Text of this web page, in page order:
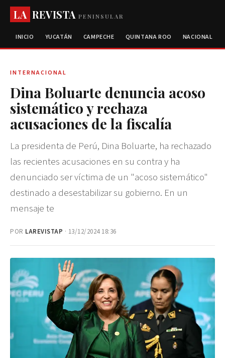
LA REVISTAPENINSULAR
INICIO YUCATÁN CAMPECHE QUINTANA ROO NACIONAL
INTERNACIONAL
Dina Boluarte denuncia acoso
sistemático y rechaza
acusaciones de la fiscalía
La presidenta de Perú, Dina Boluarte, ha rechazado
las recientes acusaciones en su contra y ha
denunciado ser víctima de un "acoso sistemático"
destinado a desestabilizar su gobierno. En un
mensaje te
POR LAREVISTAP · 13/12/2024 18:36